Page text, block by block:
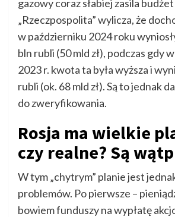
gazowy coraz słabiej zasila
„Rzeczpospolita” wylicza, że
w październiku 2024 roku
bln rubli (50 mld zł), podczas gdy
2023 r. kwota ta była wyższa i
rubli (ok. 68 mld zł). Są to jednak
do zweryfikowania.
Rosja ma wielkie
czy realne? Są
W tym „chytrym” planie jest
problemów. Po pierwsze –
bowiem funduszy na wypłatę